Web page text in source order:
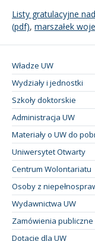
Listy gratulacyjne
(pdf), marszałek
Władze UW
Wydziały i jednostki
Szkoły doktorskie
Administracja UW
Materiały o UW do
Uniwersytet Otwarty
Centrum Wolontariatu
Osoby z
Wydawnictwa UW
Zamówienia publiczne
Dotacje dla UW